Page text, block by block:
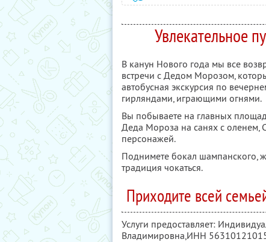
Увлекательное
В канун Нового года мы все
встречи с Дедом Морозом,
автобусная экскурсия по
гирляндами, играющими огнями.
Вы побываете на главных
Деда Мороза на санях с оленем,
персонажей.
Поднимете бокал шампанского,
традиция чокаться.
Приходите всей
Услуги предоставляет:
Владимировна,ИНН